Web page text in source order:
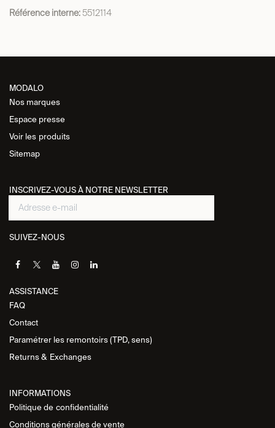
Référence interne:5512114
MODALO
Nos marques
Espace presse
Voir les produits
Sitemap
INSCRIVEZ-VOUS À NOTRE NEWSLETTER
SUIVEZ-NOUS
ASSISTANCE​
FAQ
Contact
Paramétrer les remontoirs (TPD, sens)
Returns & Exchanges
INFORMATIONS
Politique de confidentialité
Conditions générales de vente